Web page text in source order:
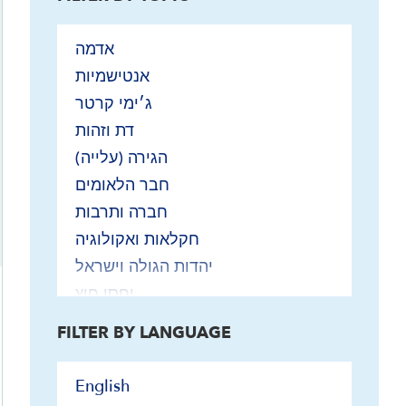
אדמה
אנטישמיות
ג׳ימי קרטר
דת וזהות
הגירה (עלייה)
חבר הלאומים
חברה ותרבות
חקלאות ואקולוגיה
יהדות הגולה וישראל
יחסי חוץ
אירופה וישראל
ארה"ב וישראל
האו"ם וישראל
FILTER BY LANGUAGE
English